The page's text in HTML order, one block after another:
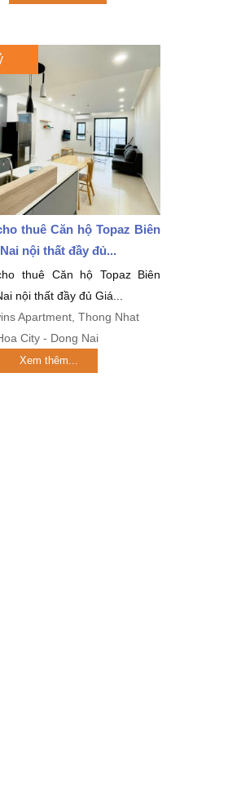
thuê Căn hộ Topaz Biên
nội thất đầy đủ...
thuê Căn hộ Topaz Biên
nội thất đầy đủ Giá...
Apartment, Thong Nhat
City - Dong Nai
Xem thêm...